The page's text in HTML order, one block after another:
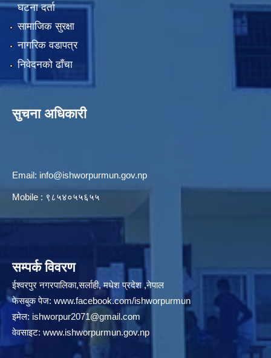
घटना दर्ता
सामाजिक सुरक्षा
नागरिक वडापत्र
निवेदनको ढाँचा
सुचना अधिकारी
Email: info@ishworpurmun.gov.np
Mobile : ९८५४०५५६५५
सम्पर्क विवरण
ईश्वरपुर नगरपालिका,सर्लाही, मधेश प्रदेश ,नेपाल
फेसबुक पेज: www.facebook.com/ishworpurmun
इमेल: ishworpur2071@gmail.com
वेवसाइट: www.ishworpurmun.gov.np